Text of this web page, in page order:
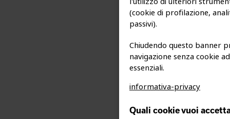
(cookie di profilazione,
passivi).
Chiudendo questo banner
navigazione senza cookie
essenziali.
informativa-privacy
Quali cookie vuoi